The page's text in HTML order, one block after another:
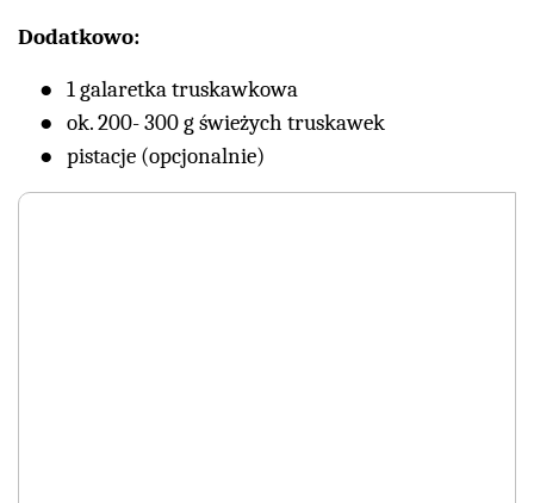
Dodatkowo:
1 galaretka truskawkowa
ok. 200- 300 g świeżych truskawek
pistacje (opcjonalnie)